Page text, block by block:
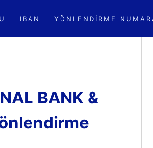
IBAN YÖNLENDIRME
BANK &